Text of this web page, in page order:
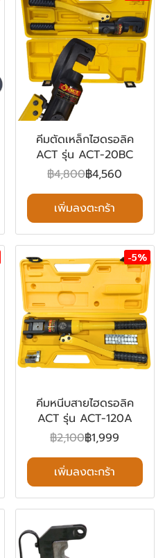
คีมตัดเหล็กไฮดรอลิค
ACT รุ่น ACT-20BC
฿4,800฿4,560
เพิ่มลงตะกร้า
-5%
คีมหนีบสายไฮดรอลิค
ACT รุ่น ACT-120A
฿2,100฿1,999
เพิ่มลงตะกร้า